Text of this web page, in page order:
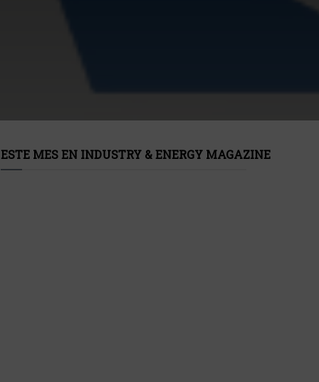
ESTE MES EN INDUSTRY & ENERGY MAGAZINE